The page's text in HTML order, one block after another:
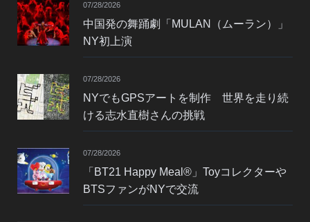
07/28/2026
中国発の舞踊劇「MULAN（ムーラン）」
NY初上演
07/28/2026
NYでもGPSアートを制作 世界を走り続
ける志水直樹さんの挑戦
07/28/2026
「BT21 Happy Meal®」Toyコレクターや
BTSファンがNYで交流